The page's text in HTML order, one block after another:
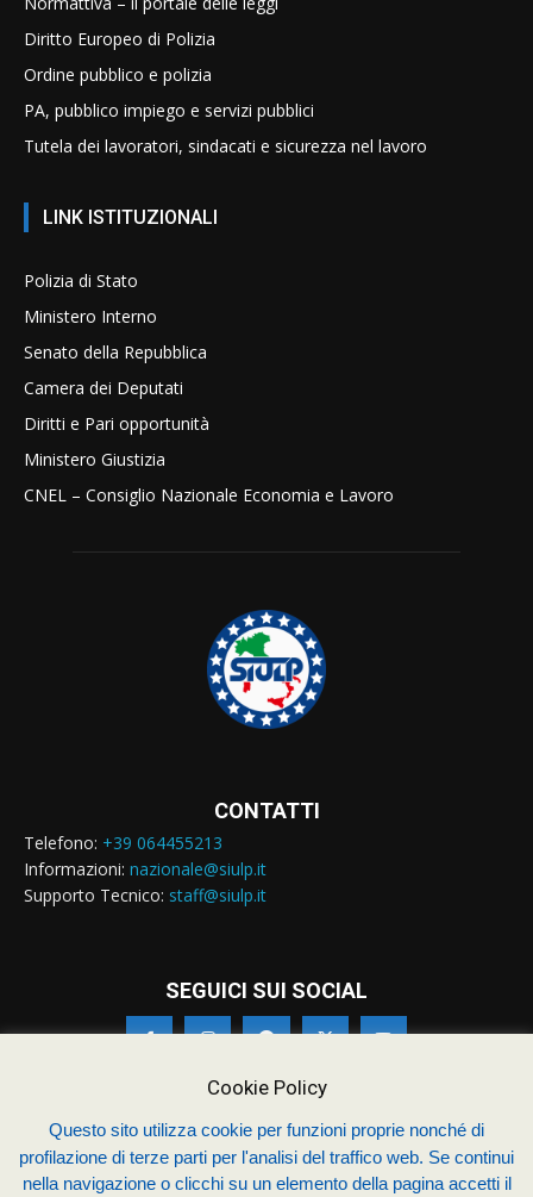
Diritto Europeo di Polizia
Ordine pubblico e polizia
PA, pubblico impiego e servizi pubblici
Tutela dei lavoratori, sindacati e sicurezza nel lavoro
LINK ISTITUZIONALI
Polizia di Stato
Ministero Interno
Senato della Repubblica
Camera dei Deputati
Diritti e Pari opportunità
Ministero Giustizia
CNEL – Consiglio Nazionale Economia e Lavoro
CONTATTI
Telefono: +39 064455213
Informazioni: nazionale@siulp.it
Supporto Tecnico: staff@siulp.it
SEGUICI SUI SOCIAL
© Siulp 2026 - C.F.97014000588 - Realizzato dastudio4s.com
Cookie Policy
Questo sito utilizza cookie per funzioni proprie nonché di
profilazione di terze parti per l'analisi del traffico web. Se continui
nella navigazione o clicchi su un elemento della pagina accetti il